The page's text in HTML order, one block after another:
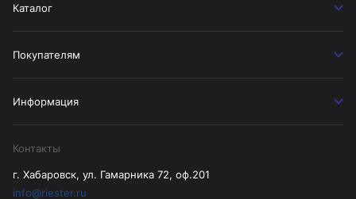
Каталог
Покупателям
Информация
Контакты
г. Хабаровск, ул. Гамарника 72, оф.201
info@riester.ru